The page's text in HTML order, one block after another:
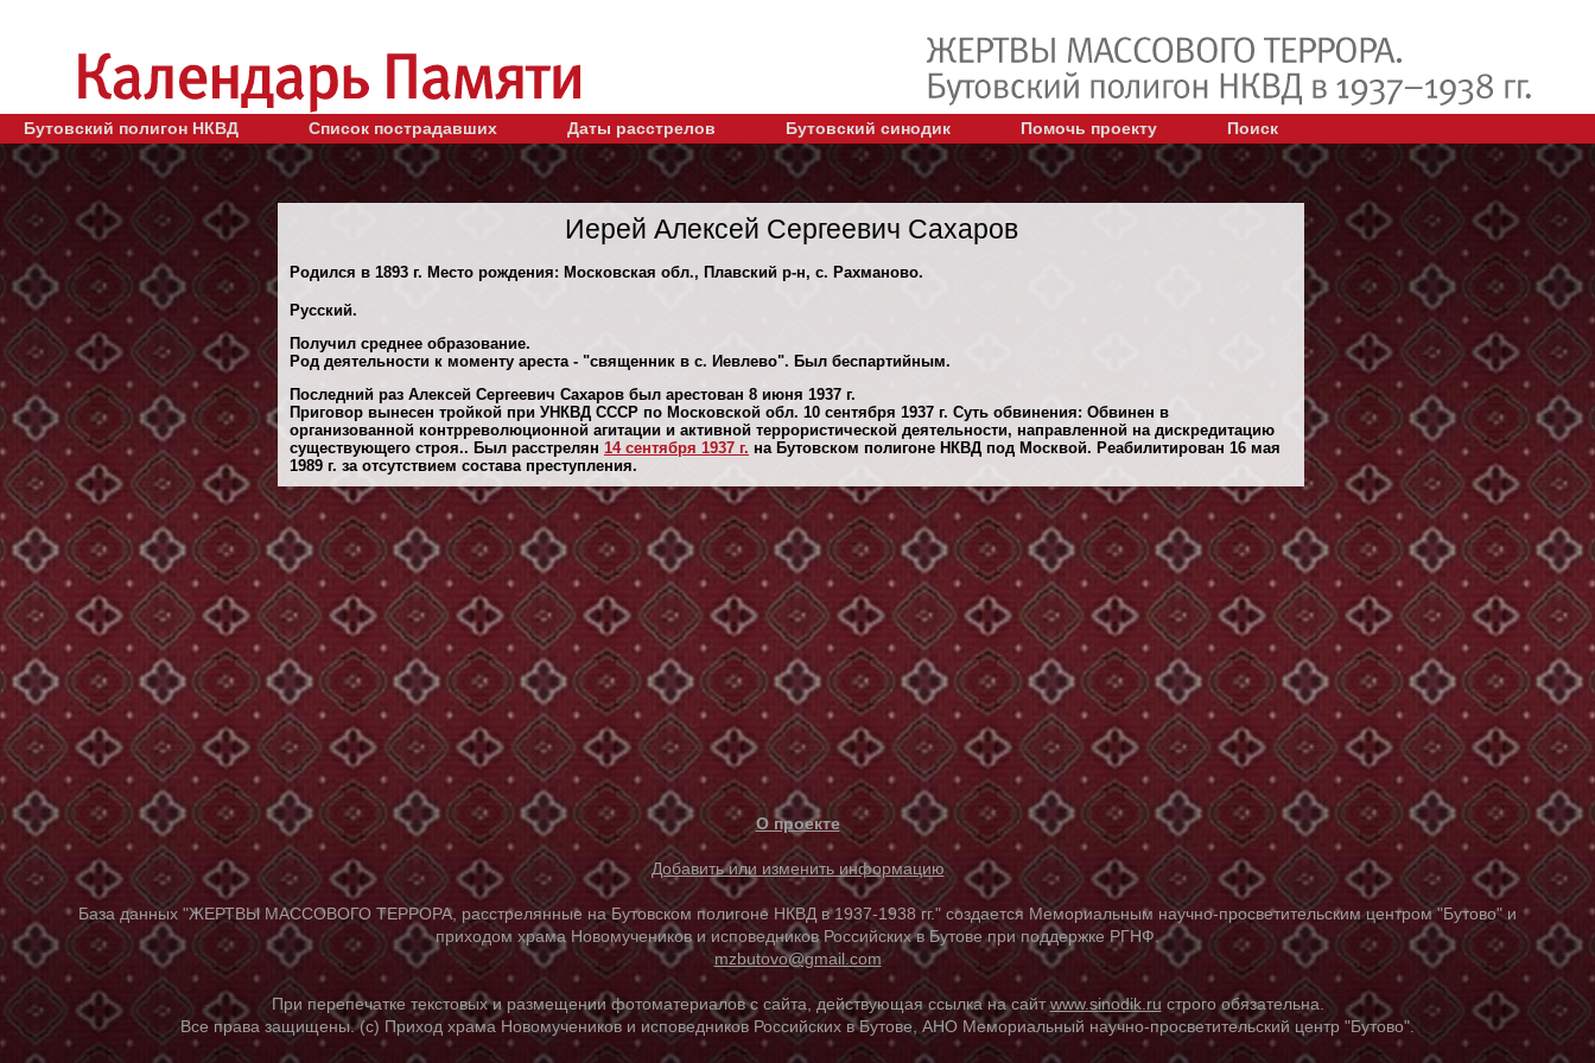
Бутовский полигон НКВД Список пострадавших Даты расстрелов Бутовский синодик Помочь проекту Поиск
Иерей Алексей Сергеевич Сахаров
Родился в 1893 г. Место рождения: Московская обл., Плавский р-н, с. Рахманово.
Русский.
Получил среднее образование.
Род деятельности к моменту ареста - "священник в с. Иевлево". Был беспартийным.
Последний раз Алексей Сергеевич Сахаров был арестован 8 июня 1937 г.
Приговор вынесен тройкой при УНКВД СССР по Московской обл. 10 сентября 1937 г. Суть обвинения: Обвинен в
организованной контрреволюционной агитации и активной террористической деятельности, направленной на дискредитацию
существующего строя.. Был расстрелян 14 сентября 1937 г. на Бутовском полигоне НКВД под Москвой. Реабилитирован 16 мая
1989 г. за отсутствием состава преступления.
О проекте
Добавить или изменить информацию
База данных "ЖЕРТВЫ МАССОВОГО ТЕРРОРА, расстрелянные на Бутовском полигоне НКВД в 1937-1938 гг." создается Мемориальным научно-просветительским центром "Бутово" и
приходом храма Новомучеников и исповедников Российских в Бутове при поддержке РГНФ.
mzbutovo@gmail.com
При перепечатке текстовых и размещении фотоматериалов с сайта, действующая ссылка на сайтwww.sinodik.ru строго обязательна.
Все права защищены. (с) Приход храма Новомучеников и исповедников Российских в Бутове, АНО Мемориальный научно-просветительский центр "Бутово".